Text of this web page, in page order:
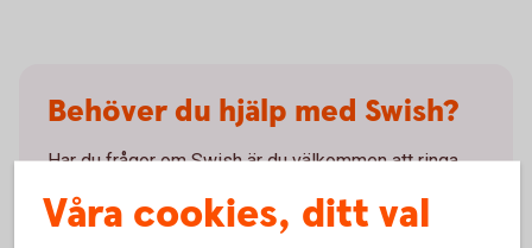
Behöver du hjälp med Swish?
Har du frågor om Swish är du välkommen att ringa
Våra cookies, ditt val